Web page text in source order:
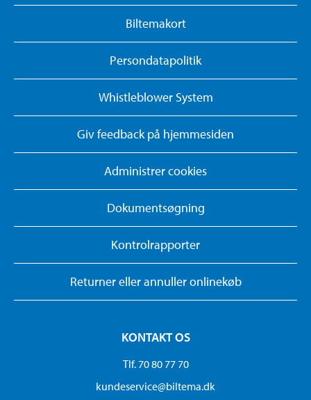
Biltemakort
Persondatapolitik
Whistleblower System
Giv feedback på hjemmesiden
Administrer cookies
Dokumentsøgning
Kontrolrapporter
Returner eller annuller onlinekøb
KONTAKT OS
Tlf. 70 80 77 70
kundeservice@biltema.dk